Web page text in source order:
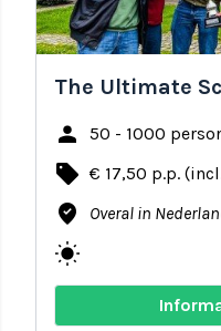
The Ultimate
person 50 - 1000
local_offer € 17,50 p.p.
where_to_vote Overal in
wb_sunny